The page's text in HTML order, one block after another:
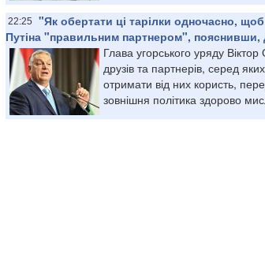
22:25
"Як обертати ці тарілки одночасно,
Путіна "правильним партнером", пояснивши,
Глава угорського уряду
друзів та партнерів, серед
отримати від них користь,
зовнішня політика здорово